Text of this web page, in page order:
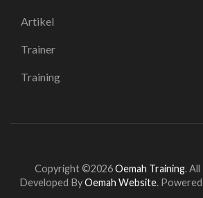
Artikel
Trainer
Training
Copyright ©2026Oemah Training.All
Developed ByOemah Website.